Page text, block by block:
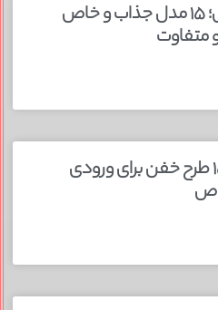
پیراهن لاکچری مجلسی؛ ۱۵ مدل جذاب و خاص
متفاوت
جا کفشی شیک زیبا؛ ۱۵ طرح خفن برای ورودی